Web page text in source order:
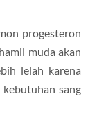
progesteron
muda akan
lelah karena
sang